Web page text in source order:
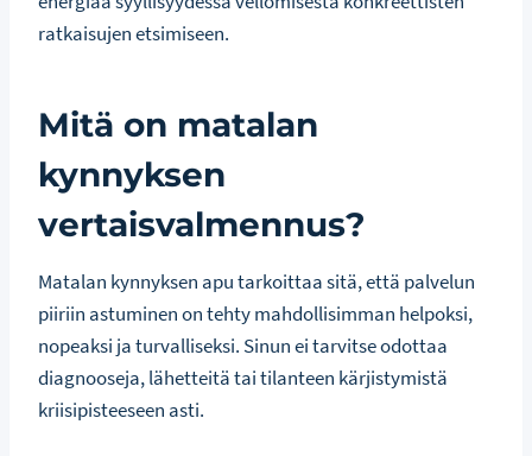
ratkaisujen etsimiseen.
Mitä on matalan
kynnyksen
vertaisvalmennus?
Matalan kynnyksen apu tarkoittaa sitä, että palvelun
piiriin astuminen on tehty mahdollisimman helpoksi,
nopeaksi ja turvalliseksi. Sinun ei tarvitse odottaa
diagnooseja, lähetteitä tai tilanteen kärjistymistä
kriisipisteeseen asti.